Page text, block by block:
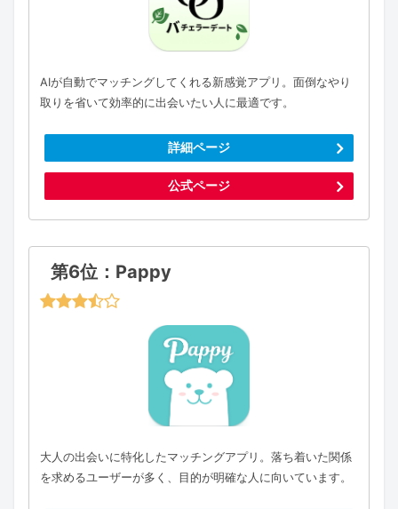
AIが自動でマッチングしてくれる新感覚アプリ。面倒なやり
取りを省いて効率的に出会いたい人に最適です。
詳細ページ
公式ページ
第6位：Pappy
大人の出会いに特化したマッチングアプリ。落ち着いた関係
を求めるユーザーが多く、目的が明確な人に向いています。